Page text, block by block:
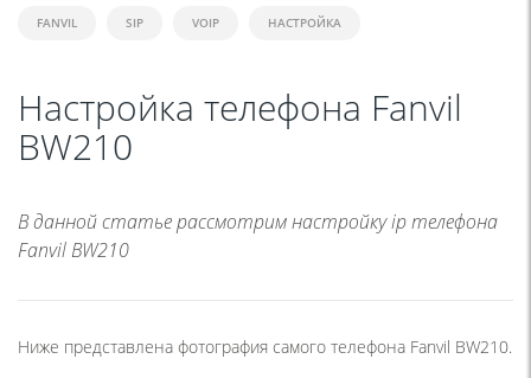
FANVIL SIP VOIP НАСТРОЙКА
Настройка телефона Fanvil
BW210
В данной статье рассмотрим настройку ip телефона
Fanvil BW210
Ниже представлена фотография самого телефона Fanvil BW210.